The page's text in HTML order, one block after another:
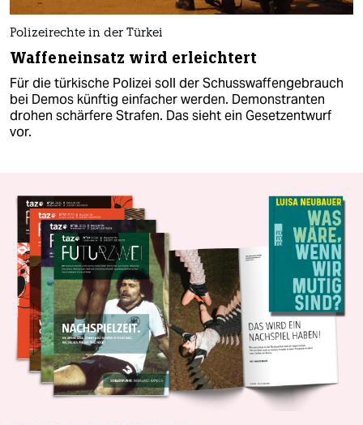
Polizeirechte in der Türkei
Waffeneinsatz wird erleichtert
Für die türkische Polizei soll der Schusswaffengebrauch
bei Demos künftig einfacher werden. Demonstranten
drohen schärfere Strafen. Das sieht ein Gesetzentwurf
vor.